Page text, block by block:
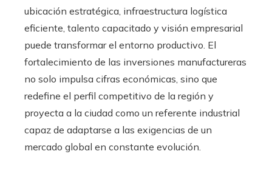
ubicación estratégica, infraestructura logística
eficiente, talento capacitado y visión empresarial
puede transformar el entorno productivo. El
fortalecimiento de las inversiones manufactureras
no solo impulsa cifras económicas, sino que
redefine el perfil competitivo de la región y
proyecta a la ciudad como un referente industrial
capaz de adaptarse a las exigencias de un
mercado global en constante evolución.